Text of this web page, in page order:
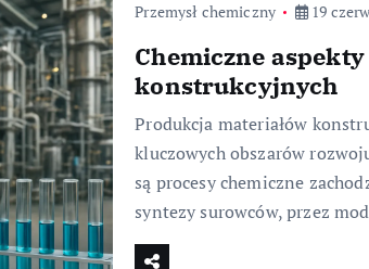
Przemysł chemiczny 19
Chemiczne
konstrukcyjnych
Produkcja materiałów
kluczowych obszarów
są procesy chemiczne
syntezy surowców, przez